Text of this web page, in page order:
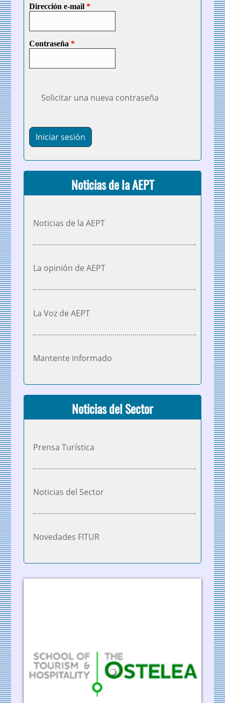
Dirección e-mail *
Contraseña *
Solicitar una nueva contraseña
Noticias de la AEPT
Noticias de la AEPT
La opinión de AEPT
La Voz de AEPT
Mantente informado
Noticias del Sector
Prensa Turística
Noticias del Sector
Novedades FITUR